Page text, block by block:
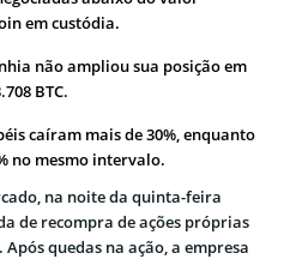
em custódia.
não ampliou sua posição em
BTC.
caíram mais de 30%, enquanto
no mesmo intervalo.
na noite da quinta-feira
de recompra de ações próprias
quedas na ação, a empresa